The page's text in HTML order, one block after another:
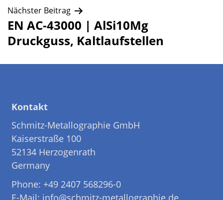
Nächster Beitrag
EN AC-43000 | AlSi10Mg
Druckguss, Kaltlaufstellen
Kontakt
Schmitz-Metallographie GmbH
Kaiserstraße 100
52134 Herzogenrath
Germany
Phone: +49 2407 568296-0
E-Mail: info@schmitz-metallographie.de